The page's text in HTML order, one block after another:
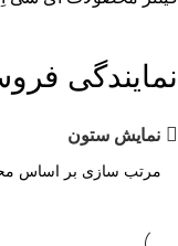
نمایندگی
نمایش ستون